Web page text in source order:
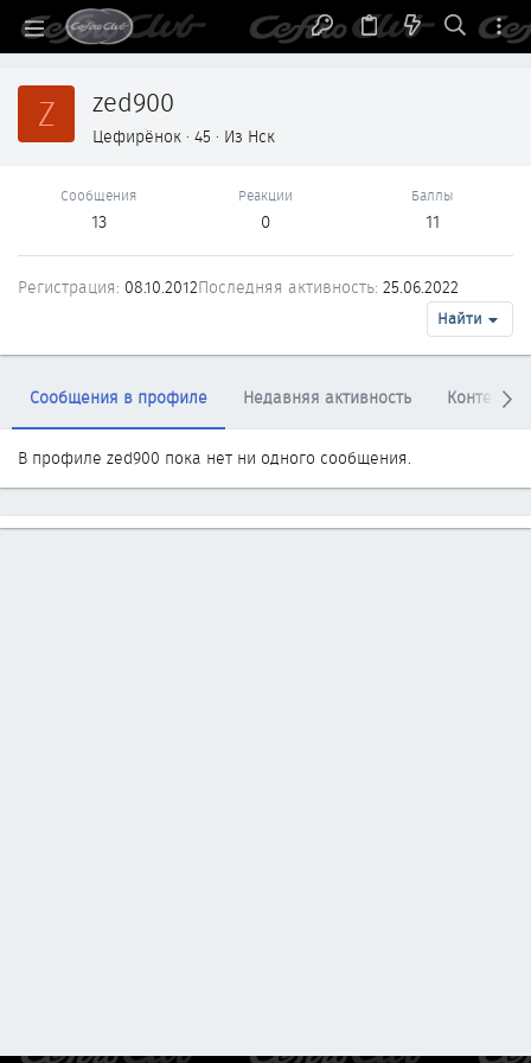
Z zed900
Цефирёнок · 45 · Из Нск
Сообщения
13
Реакции
0
Баллы
11
Регистрация 08.10.2012Последняя активность 25.06.2022
Найти
Сообщения в профиле Недавняя активность Контент
В профиле zed900 пока нет ни одного сообщения.